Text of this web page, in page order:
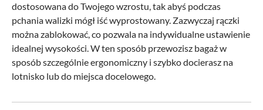
dostosowana do Twojego wzrostu, tak abyś podczas
pchania walizki mógł iść wyprostowany. Zazwyczaj rączki
można zablokować, co pozwala na indywidualne ustawienie
idealnej wysokości. W ten sposób przewozisz bagaż w
sposób szczególnie ergonomiczny i szybko docierasz na
lotnisko lub do miejsca docelowego.